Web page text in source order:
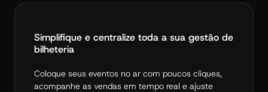
Simplifique e centralize toda a sua gestão de
bilheteria
Coloque seus eventos no ar com poucos cliques,
acompanhe as vendas em tempo real e ajuste